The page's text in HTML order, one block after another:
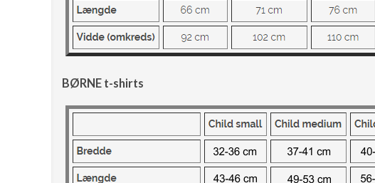
BØRNE t-shirts